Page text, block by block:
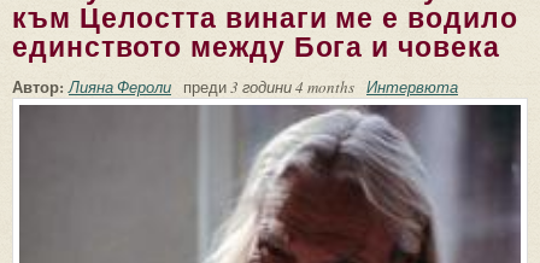
към Целостта винаги ме е водило
единството между Бога и човека
Автор: Лияна Фероли преди3 години 4 months Интервюта